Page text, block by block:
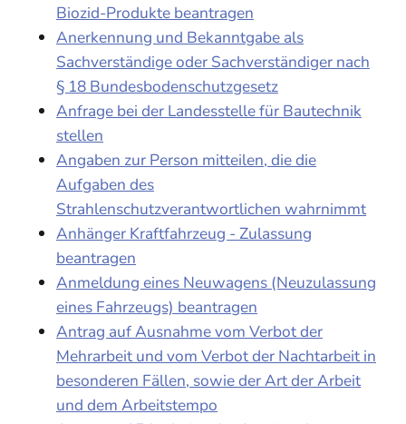
Biozid-Produkte beantragen
Anerkennung und Bekanntgabe als
Sachverständige oder Sachverständiger nach
§ 18 Bundesbodenschutzgesetz
Anfrage bei der Landesstelle für Bautechnik
stellen
Angaben zur Person mitteilen, die die
Aufgaben des
Strahlenschutzverantwortlichen wahrnimmt
Anhänger Kraftfahrzeug - Zulassung
beantragen
Anmeldung eines Neuwagens (Neuzulassung
eines Fahrzeugs) beantragen
Antrag auf Ausnahme vom Verbot der
Mehrarbeit und vom Verbot der Nachtarbeit in
besonderen Fällen, sowie der Art der Arbeit
und dem Arbeitstempo